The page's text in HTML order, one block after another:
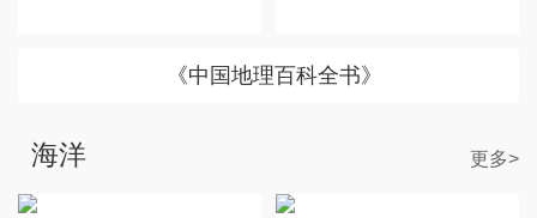
《中国地理百科全书》
海洋 更多>